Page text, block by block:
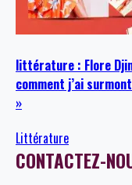
littérature : Flore
comment j’ai
»
Littérature
CONTACTEZ-